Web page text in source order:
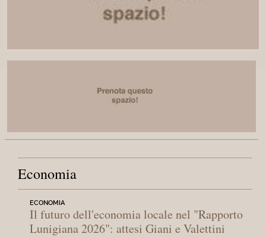
Economia
ECONOMIA
Il futuro dell'economia locale nel "Rapporto
Lunigiana 2026": attesi Giani e Valettini